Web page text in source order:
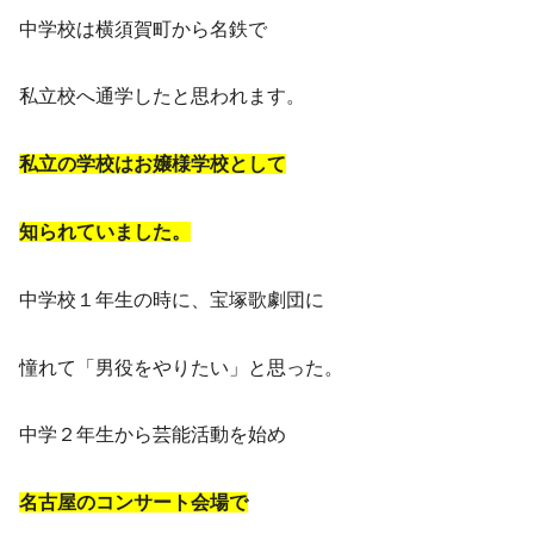
中学校は横須賀町から名鉄で
私立校へ通学したと思われます。
私立の学校はお嬢様学校として
知られていました。
中学校１年生の時に、宝塚歌劇団に
憧れて「男役をやりたい」と思った。
中学２年生から芸能活動を始め
名古屋のコンサート会場で